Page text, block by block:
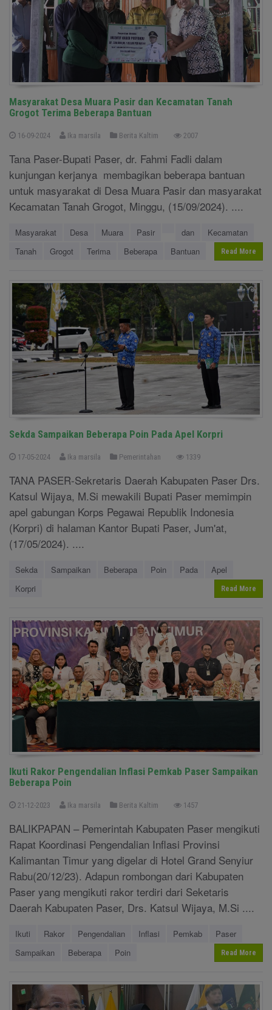
Masyarakat Desa Muara Pasir dan Kecamatan Tanah
Grogot Terima Beberapa Bantuan
16-09-2024 Ika marsila Berita Kaltim 2007
Tana Paser-Bupati Paser, dr. Fahmi Fadli dalam
kunjungan kerjanya membagikan beberapa bantuan
untuk masyarakat di Desa Muara Pasir dan masyarakat
Kecamatan Tanah Grogot, Minggu, (15/09/2024). ....
Masyarakat Desa Muara Pasir dan
Kecamatan
Tanah
Grogot Terima Beberapa Bantuan Read More
Sekda Sampaikan Beberapa Poin Pada Apel Korpri
17-05-2024 Ika marsila Pemerintahan 1339
TANA PASER-Sekretaris Daerah Kabupaten Paser Drs.
Katsul Wijaya, M.Si mewakili Bupati Paser memimpin
apel gabungan Korps Pegawai Republik Indonesia
(Korpri) di halaman Kantor Bupati Paser, Jum'at,
(17/05/2024). ....
Sekda Sampaikan Beberapa Poin Pada
Apel
Korpri
Read More
Ikuti Rakor Pengendalian Inflasi Pemkab Paser Sampaikan
Beberapa Poin
21-12-2023 Ika marsila Berita Kaltim 1457
BALIKPAPAN – Pemerintah Kabupaten Paser mengikuti
Rapat Koordinasi Pengendalian Inflasi Provinsi
Kalimantan Timur yang digelar di Hotel Grand Senyiur
Rabu(20/12/23). Adapun rombongan dari Kabupaten
Paser yang mengikuti rakor terdiri dari Seketaris
Daerah Kabupaten Paser, Drs. Katsul Wijaya, M.Si ....
Ikuti Rakor Pengendalian Inflasi Pemkab
Paser
Sampaikan
Beberapa Poin Read More